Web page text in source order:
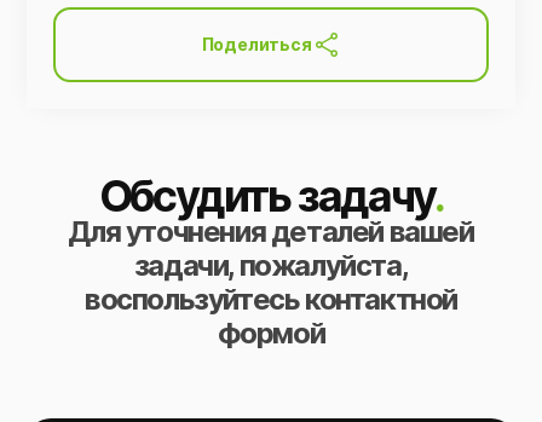
Поделиться
Обсудить задачу.
Для уточнения деталей вашей
задачи, пожалуйста,
воспользуйтесь контактной
формой